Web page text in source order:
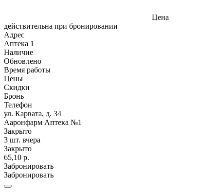
Цена
действительна при бронировании
Адрес
Аптека 1
Наличие
Обновлено
Время работы
Цены
Скидки
Бронь
Телефон
ул. Карвата, д. 34
Ааронфарм Аптека №1
Закрыто
3 шт. вчера
Закрыто
65,10 р.
Забронировать
Забронировать